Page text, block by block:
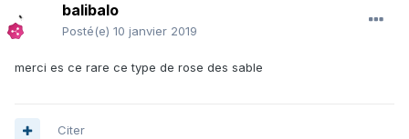
balibalo
Posté(e) 10 janvier 2019
merci es ce rare ce type de rose des sable
Citer